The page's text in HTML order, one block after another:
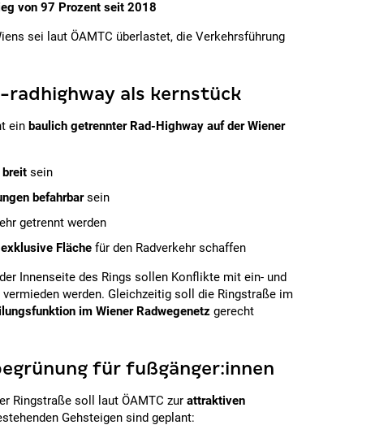
von 97 Prozent seit 2018
sei laut ÖAMTC überlastet, die Verkehrsführung
radhighway als kernstück
ein baulich getrennter Rad-Highway auf der Wiener
sein
befahrbarsein
getrennt werden
Fläche für den Radverkehr schaffen
Innenseite des Rings sollen Konflikte mit ein- und
werden. Gleichzeitig soll die Ringstraße im
im Wiener Radwegenetz gerecht
für fußgänger:innen
Ringstraße soll laut ÖAMTC zur attraktiven
Gehsteigen sind geplant: